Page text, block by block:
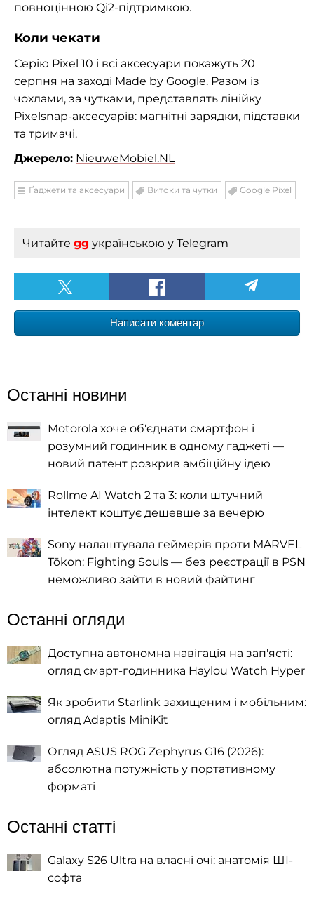
повноцінною Qi2-підтримкою.
Коли чекати
Серію Pixel 10 і всі аксесуари покажуть 20
серпня на заході Made by Google. Разом із
чохлами, за чутками, представлять лінійку
Pixelsnap-аксесуарів: магнітні зарядки, підставки
та тримачі.
Джерело: NieuweMobiel.NL
Ґаджети та аксесуари Витоки та чутки Google Pixel
Читайте gg українською у Telegram
Написати коментар
Останні новини
Motorola хоче об'єднати смартфон і
розумний годинник в одному гаджеті —
новий патент розкрив амбіційну ідею
Rollme AI Watch 2 та 3: коли штучний
інтелект коштує дешевше за вечерю
Sony налаштувала геймерів проти MARVEL
Tōkon: Fighting Souls — без реєстрації в PSN
неможливо зайти в новий файтинг
Останні огляди
Доступна автономна навігація на зап'ясті:
огляд смарт-годинника Haylou Watch Hyper
Як зробити Starlink захищеним і мобільним:
огляд Adaptis MiniKit
Огляд ASUS ROG Zephyrus G16 (2026):
абсолютна потужність у портативному
форматі
Останні статті
Galaxy S26 Ultra на власні очі: анатомія ШІ-
софта